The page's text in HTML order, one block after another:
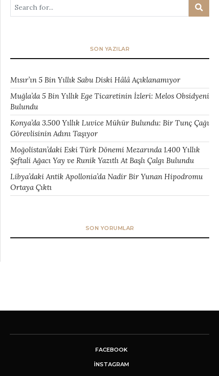
SON YAZILAR
Mısır’ın 5 Bin Yıllık Sabu Diski Hâlâ Açıklanamıyor
Muğla’da 5 Bin Yıllık Ege Ticaretinin İzleri: Melos Obsidyeni
Bulundu
Konya’da 3.500 Yıllık Luvice Mühür Bulundu: Bir Tunç Çağı
Görevlisinin Adını Taşıyor
Moğolistan’daki Eski Türk Dönemi Mezarında 1.400 Yıllık
Şeftali Ağacı Yay ve Runik Yazıtlı At Başlı Çalgı Bulundu
Libya’daki Antik Apollonia’da Nadir Bir Yunan Hipodromu
Ortaya Çıktı
SON YORUMLAR
FACEBOOK
INSTAGRAM